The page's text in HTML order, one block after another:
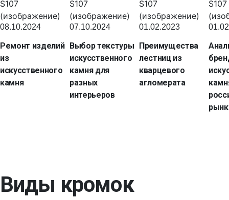
08.10.2024
Ремонт изделий
из
искусственного
камня
07.10.2024
Выбор текстуры
искусственного
камня для
разных
интерьеров
01.02.2023
Преимущества
лестниц из
кварцевого
агломерата
Виды кромок